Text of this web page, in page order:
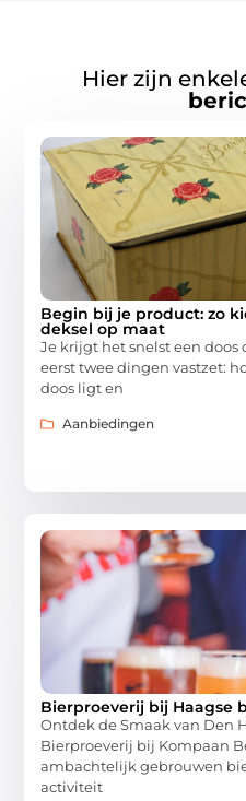
Hier zijn
Begin bij je product: zo
deksel op maat
Je krijgt het snelst een
eerst twee dingen vastzet:
doos ligt en
Aanbiedingen
Bierproeverij bij Haagse
Ontdek de Smaak van Den
Bierproeverij bij Kompaan
ambachtelijk gebrouwen
activiteit